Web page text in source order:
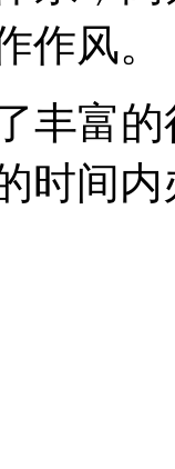
作风。
丰富
时间